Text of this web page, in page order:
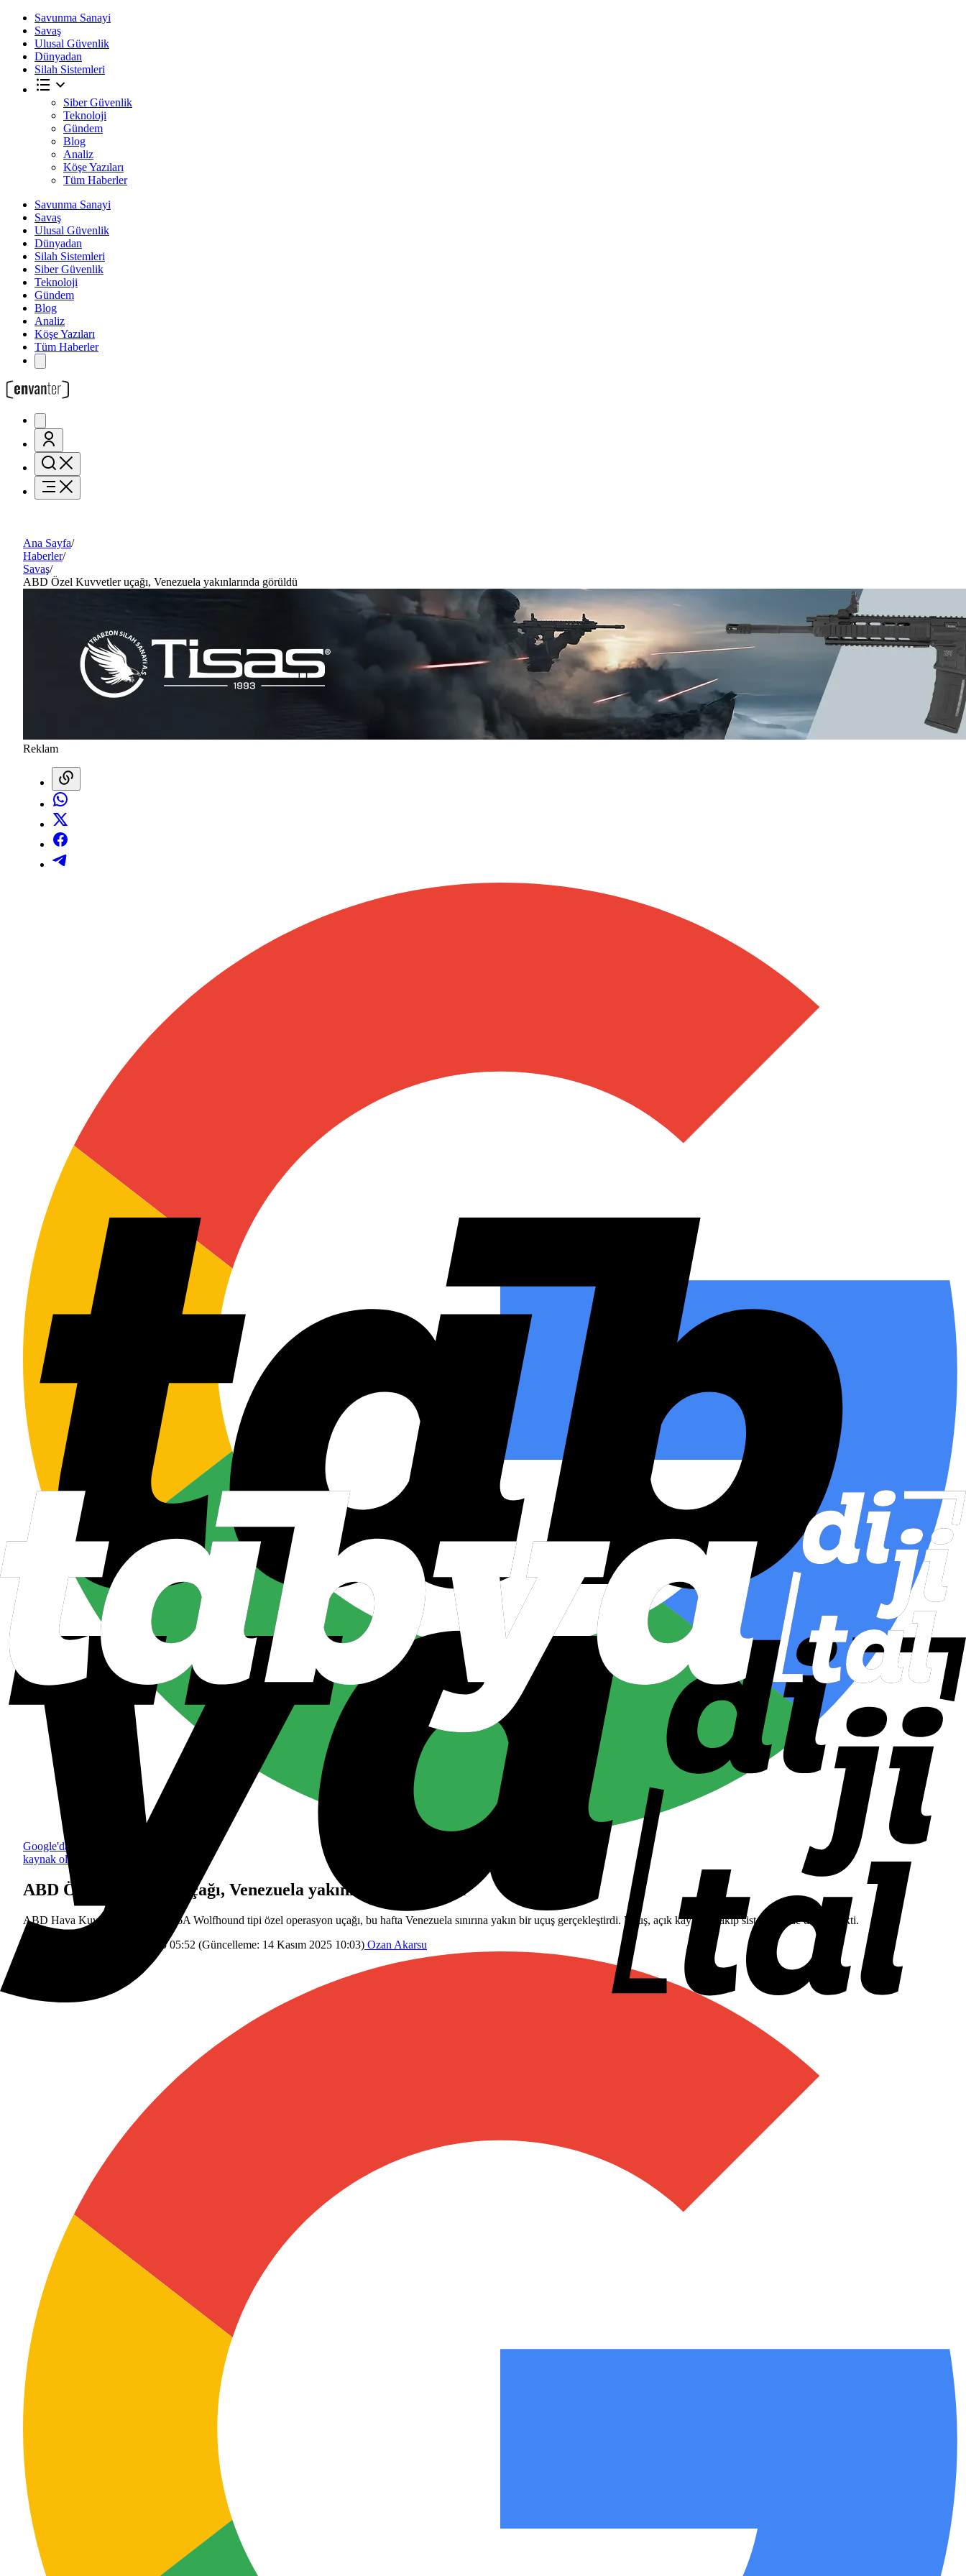
Savunma Sanayi
Savaş
Ulusal Güvenlik
Dünyadan
Silah Sistemleri
Siber Güvenlik
Teknoloji
Gündem
Blog
Analiz
Köşe Yazıları
Tüm Haberler
Savunma Sanayi
Savaş
Ulusal Güvenlik
Dünyadan
Silah Sistemleri
Siber Güvenlik
Teknoloji
Gündem
Blog
Analiz
Köşe Yazıları
Tüm Haberler
Ana Sayfa/
Haberler/
Savaş/
ABD Özel Kuvvetler uçağı, Venezuela yakınlarında görüldü
Reklam
Google'da tercih edilen
kaynak olarak ekle
ABD Özel Kuvvetler uçağı, Venezuela yakınlarında görüldü
ABD Hava Kuvvetlerine ait C-146A Wolfhound tipi özel operasyon uçağı, bu hafta Venezuela sınırına yakın bir uçuş gerçekleştirdi. Uçuş, açık kaynaklı takip sistemlerinde dikkat çekti.
7 Kasım 2025 05:52 (Güncelleme: 14 Kasım 2025 10:03) Ozan Akarsu